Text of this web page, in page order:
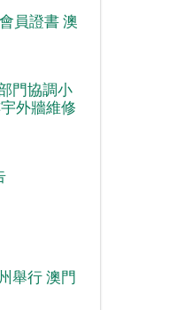
員證書 澳
門協調小
外牆維修
舉行 澳門